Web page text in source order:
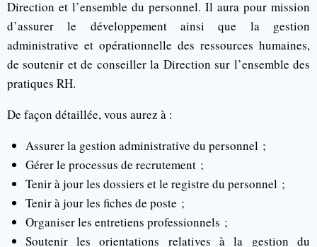
Direction et l’ensemble du personnel. Il aura pour mission
d’assurer le développement ainsi que la gestion
administrative et opérationnelle des ressources humaines,
de soutenir et de conseiller la Direction sur l’ensemble des
pratiques RH.
De façon détaillée, vous aurez à :
Assurer la gestion administrative du personnel ;
Gérer le processus de recrutement ;
Tenir à jour les dossiers et le registre du personnel ;
Tenir à jour les fiches de poste ;
Organiser les entretiens professionnels ;
Soutenir les orientations relatives à la gestion du